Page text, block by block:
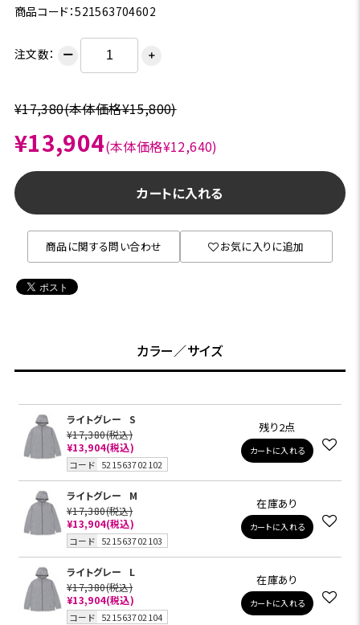
商品コード：521563704602
注文数： ー ＋
¥17,380(本体価格¥15,800)
¥13,904(本体価格¥12,640)
カートに入れる
商品に関する問い合わせ お気に入りに追加
カラー／サイズ
ライトグレー
S
¥17,380(税込)
¥13,904(税込)
コード 521563702102
残り2点
カートに入れる
ライトグレー
M
¥17,380(税込)
¥13,904(税込)
コード 521563702103
在庫あり
カートに入れる
ライトグレー
L
¥17,380(税込)
¥13,904(税込)
コード 521563702104
在庫あり
カートに入れる